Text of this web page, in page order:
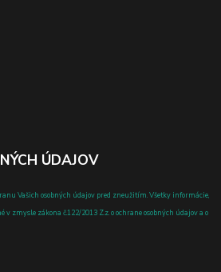
ÚDAJOV
Vašich osobných údajov pred zneužitím. Všetky informácie,
v zmysle zákona č.122/2013 Z.z. o ochrane osobných údajov a o